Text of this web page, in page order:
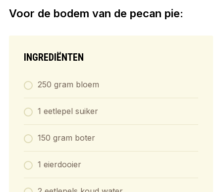
Voor de bodem van de pecan pie:
INGREDIËNTEN
250 gram bloem
1 eetlepel suiker
150 gram boter
1 eierdooier